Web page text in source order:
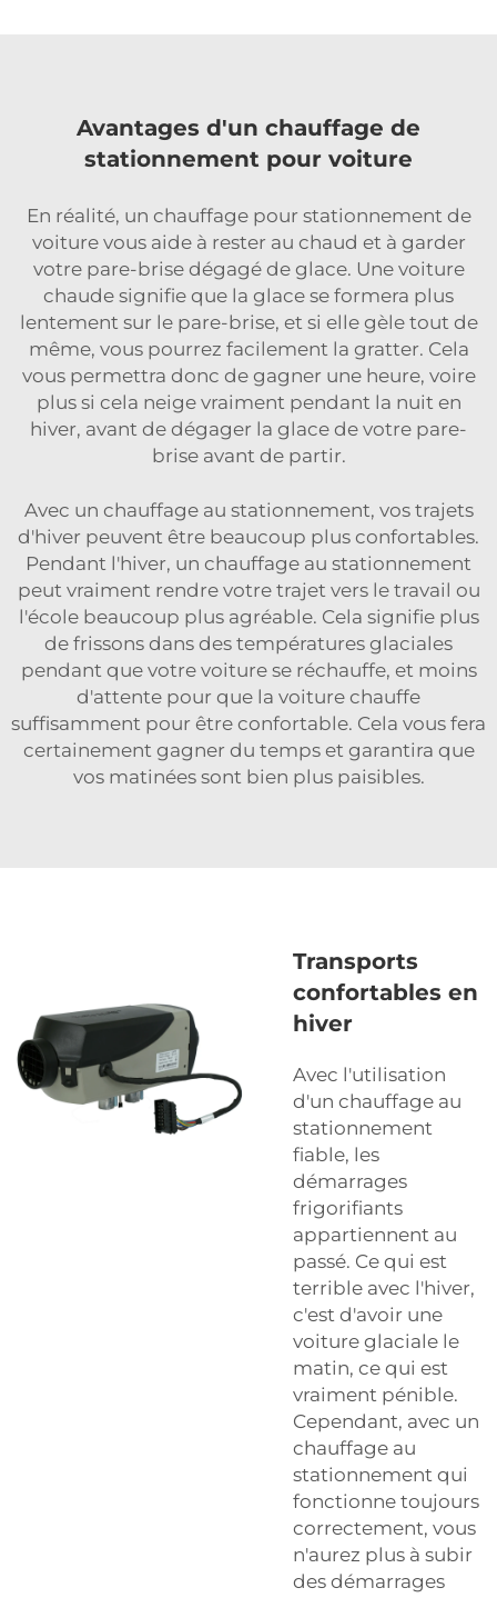
Avantages d'un chauffage de
stationnement pour voiture
En réalité, un chauffage pour stationnement de
voiture vous aide à rester au chaud et à garder
votre pare-brise dégagé de glace. Une voiture
chaude signifie que la glace se formera plus
lentement sur le pare-brise, et si elle gèle tout de
même, vous pourrez facilement la gratter. Cela
vous permettra donc de gagner une heure, voire
plus si cela neige vraiment pendant la nuit en
hiver, avant de dégager la glace de votre pare-
brise avant de partir.
Avec un chauffage au stationnement, vos trajets
d'hiver peuvent être beaucoup plus confortables.
Pendant l'hiver, un chauffage au stationnement
peut vraiment rendre votre trajet vers le travail ou
l'école beaucoup plus agréable. Cela signifie plus
de frissons dans des températures glaciales
pendant que votre voiture se réchauffe, et moins
d'attente pour que la voiture chauffe
suffisamment pour être confortable. Cela vous fera
certainement gagner du temps et garantira que
vos matinées sont bien plus paisibles.
Transports
confortables en
hiver
Avec l'utilisation
d'un chauffage au
stationnement
fiable, les
démarrages
frigorifiants
appartiennent au
passé. Ce qui est
terrible avec l'hiver,
c'est d'avoir une
voiture glaciale le
matin, ce qui est
vraiment pénible.
Cependant, avec un
chauffage au
stationnement qui
fonctionne toujours
correctement, vous
n'aurez plus à subir
des démarrages